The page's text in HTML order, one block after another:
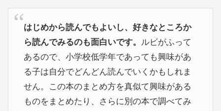
はじめから読んでもよいし、好きなところか
ら読んでみるのも面白いです。 ルビがふって
あるので、小学校低学年であっても興味があ
る子は自分でどんどん読んでいくかもしれま
せん。この本のまとめ方を真似て興味がある
ものをまとめたり、さらに別の本で調べてみ